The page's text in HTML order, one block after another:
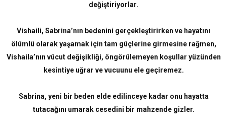
değiştiriyorlar.
Vishaili, Sabrina’nın bedenini gerçekleştirirken ve hayatını
ölümlü olarak yaşamak için tam güçlerine girmesine rağmen,
Vishaila’nın vücut değişikliği, öngörülemeyen koşullar yüzünden
kesintiye uğrar ve vucuunu ele geçiremez.
Sabrina, yeni bir beden elde edilinceye kadar onu hayatta
tutacağını umarak cesedini bir mahzende gizler.